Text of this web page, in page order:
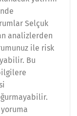
Selçuk
analizlerden
ile risk
Bu